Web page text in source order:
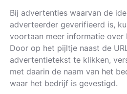
Bij advertenties waarvan de
adverteerder geverifieerd is,
voortaan meer informatie over
Door op het pijltje naast de
advertentietekst te klikken,
met daarin de naam van het
waar het bedrijf is gevestigd.